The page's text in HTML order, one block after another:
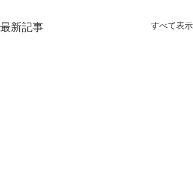
最新記事 すべて表示